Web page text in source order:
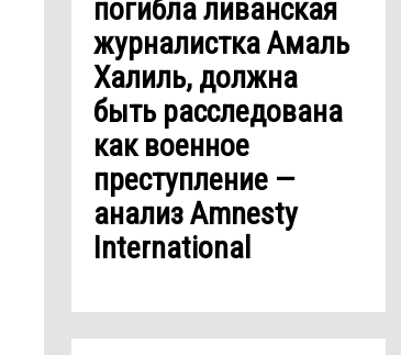
погибла ливанская
журналистка Амаль
Халиль, должна
быть расследована
как военное
преступление —
анализ Amnesty
International